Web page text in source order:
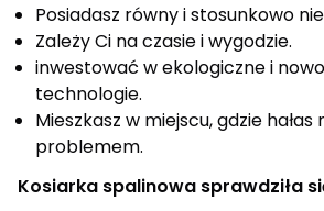
Posiadasz równy i stosunkowo
Zależy Ci na czasie i wygodzie.
inwestować w ekologiczne i
technologie.
Mieszkasz w miejscu, gdzie
problemem.
Kosiarka spalinowa sprawdziła